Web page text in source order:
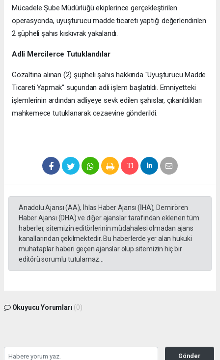
Mücadele Şube Müdürlüğü ekiplerince gerçekleştirilen
operasyonda, uyuşturucu madde ticareti yaptığı değerlendirilen
2 şüpheli şahıs kıskıvrak yakalandı.
Adli Mercilerce Tutuklandılar
Gözaltına alınan (2) şüpheli şahıs hakkında "Uyuşturucu Madde
Ticareti Yapmak" suçundan adli işlem başlatıldı. Emniyetteki
işlemlerinin ardından adliyeye sevk edilen şahıslar, çıkarıldıkları
mahkemece tutuklanarak cezaevine gönderildi.
Anadolu Ajansı (AA), İhlas Haber Ajansı (İHA), Demirören
Haber Ajansı (DHA) ve diğer ajanslar tarafından eklenen tüm
haberler, sitemizin editörlerinin müdahalesi olmadan ajans
kanallarından çekilmektedir. Bu haberlerde yer alan hukuki
muhataplar haberi geçen ajanslar olup sitemizin hiç bir
editörü sorumlu tutulamaz...
Okuyucu Yorumları (0)
Gönder